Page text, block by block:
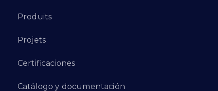
Produits
Projets
Certificaciones
Catálogo y documentación